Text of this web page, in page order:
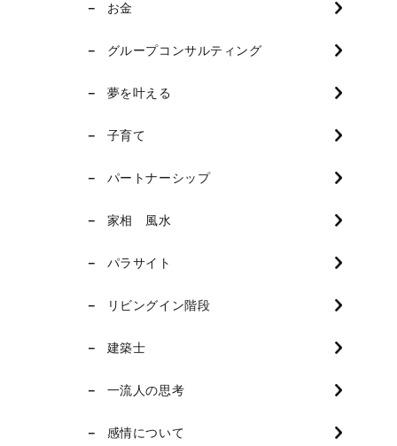
お金
グループコンサルティング
夢を叶える
子育て
パートナーシップ
家相 風水
パラサイト
リビングイン階段
建築士
一流人の思考
感情について